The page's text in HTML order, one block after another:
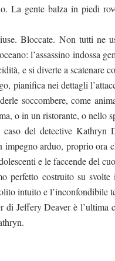
La gente balza in piedi
Bloccate. Non tutti ne
l’assassino indossa
e si diverte a scatenare
pianifica nei dettagli
soccombere, come
o in un ristorante, o nello
del detective Kathryn
impegno arduo, proprio ora
e le faccende del
perfetto costruito su
intuito e l’inconfondibile
di Jeffery Deaver è l’ultima